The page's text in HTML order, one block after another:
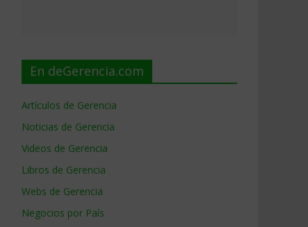
En deGerencia.com
Artículos de Gerencia
Noticias de Gerencia
Videos de Gerencia
Libros de Gerencia
Webs de Gerencia
Negocios por País